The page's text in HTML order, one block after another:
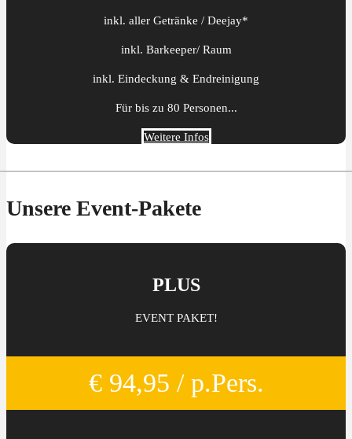
inkl. aller Getränke / Deejay*
inkl. Barkeeper/ Raum
inkl. Eindeckung & Endreinigung
Für bis zu 80 Personen...
Weitere Infos
Unsere Event-Pakete
PLUS
EVENT PAKET!
€ 94,95 / p.Pers.